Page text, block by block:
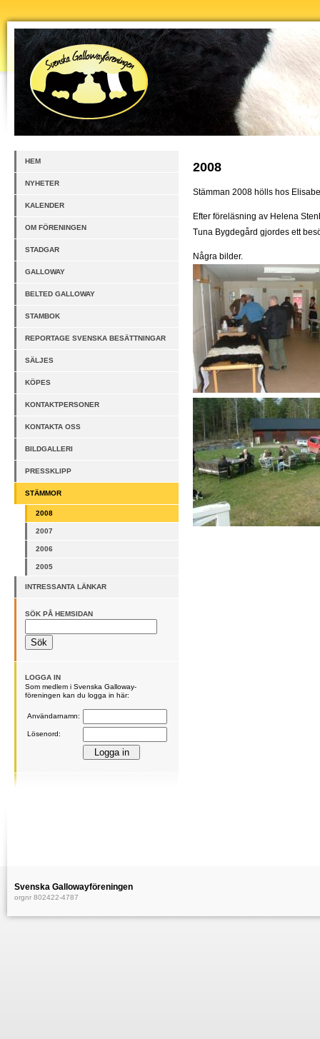
HEM
NYHETER
KALENDER
OM FÖRENINGEN
STADGAR
GALLOWAY
BELTED GALLOWAY
STAMBOK
REPORTAGE SVENSKA BESÄTTNINGAR
SÄLJES
KÖPES
KONTAKTPERSONER
KONTAKTA OSS
BILDGALLERI
PRESSKLIPP
STÄMMOR
2008
2007
2006
2005
INTRESSANTA LÄNKAR
SÖK PÅ HEMSIDAN
LOGGA IN
Som medlem i Svenska Galloway-
föreningen kan du logga in här:
Användarnamn:
Lösenord:
2008
Stämman 2008 hölls hos
Efter föreläsning av Helena
Tuna Bygdegård gjordes ett
Några bilder.
Svenska Gallowayföreningen
orgnr 802422-4787